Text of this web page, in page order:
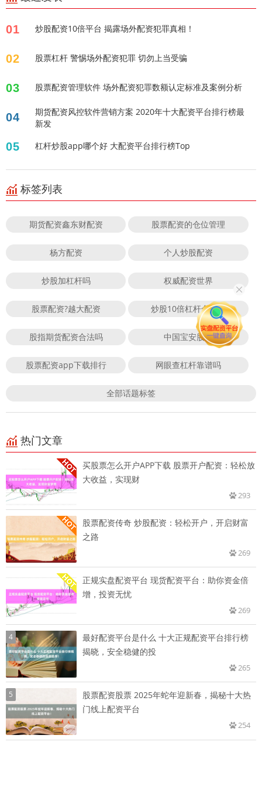
01 炒股配资10倍平台 揭露场外配资犯罪真相！
02 股票杠杆 警惕场外配资犯罪 切勿上当受骗
03 股票配资管理软件 场外配资犯罪数额认定标准及案例分析
04
期货配资风控软件营销方案 2020年十大配资平台排行榜最
新发
05 杠杆炒股app哪个好 大配资平台排行榜Top
标签列表
期货配资鑫东财配资 股票配资的仓位管理
杨方配资 个人炒股配资
炒股加杠杆吗 权威配资世界
股票配资?越大配资 炒股10倍杠杆合法吗
股指期货配资合法吗 中国宝安股票
股票配资app下载排行 网眼查杠杆靠谱吗
全部话题标签
热门文章
买股票怎么开户APP下载 股票开户配资：轻松放
大收益，实现财
293
股票配资传奇 炒股配资：轻松开户，开启财富
之路
269
正规实盘配资平台 现货配资平台：助你资金倍
增，投资无忧
269
4
最好配资平台是什么 十大正规配资平台排行榜
揭晓，安全稳健的投
265
5
股票配资股票 2025年蛇年迎新春，揭秘十大热
门线上配资平台
254